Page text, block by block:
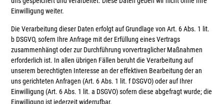
Einwilligung weiter.
Die Verarbeitung dieser Daten erfolgt auf Grundlage von Art. 6 Abs. 1 lit.
b DSGVO, sofern Ihre Anfrage mit der Erfüllung eines Vertrags
zusammenhängt oder zur Durchführung vorvertraglicher Maßnahmen
erforderlich ist. In allen übrigen Fällen beruht die Verarbeitung auf
unserem berechtigten Interesse an der effektiven Bearbeitung der an
uns gerichteten Anfragen (Art. 6 Abs. 1 lit. f DSGVO) oder auf Ihrer
Einwilligung (Art. 6 Abs. 1 lit. a DSGVO) sofern diese abgefragt wurde; die
Einwilligung ist jederzeit widerrufbar.